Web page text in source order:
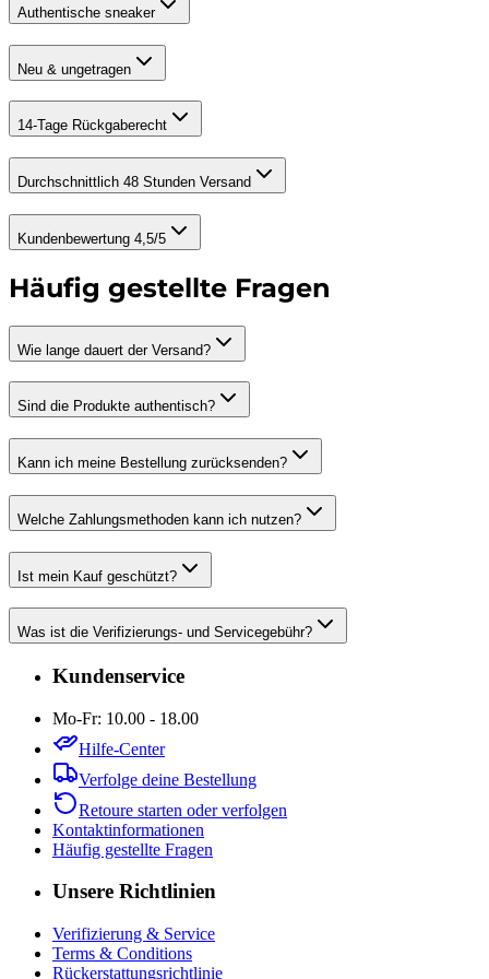
Authentische sneaker
Neu & ungetragen
14-Tage Rückgaberecht
Durchschnittlich 48 Stunden Versand
Kundenbewertung 4,5/5
Häufig gestellte Fragen
Wie lange dauert der Versand?
Sind die Produkte authentisch?
Kann ich meine Bestellung zurücksenden?
Welche Zahlungsmethoden kann ich nutzen?
Ist mein Kauf geschützt?
Was ist die Verifizierungs- und Servicegebühr?
Kundenservice
Mo-Fr: 10.00 - 18.00
Hilfe-Center
Verfolge deine Bestellung
Retoure starten oder verfolgen
Kontaktinformationen
Häufig gestellte Fragen
Unsere Richtlinien
Verifizierung & Service
Terms & Conditions
Rückerstattungsrichtlinie